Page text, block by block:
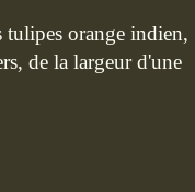
tulipes orange indien,
de la largeur d'une